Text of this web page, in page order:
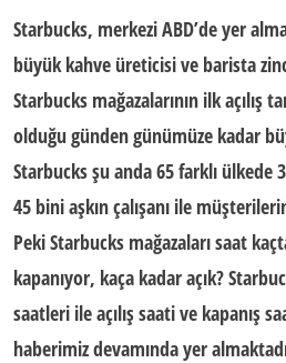
Starbucks, merkezi ABD’de yer
büyük kahve üreticisi ve barista
Starbucks mağazalarının ilk açılış
olduğu günden günümüze kadar
Starbucks şu anda 65 farklı ülkede
45 bini aşkın çalışanı ile
Peki Starbucks mağazalarısaat
kapanıyor, kaça kadar açık?
saatleri ile açılış saati ve kapanış
haberimiz devamında yer